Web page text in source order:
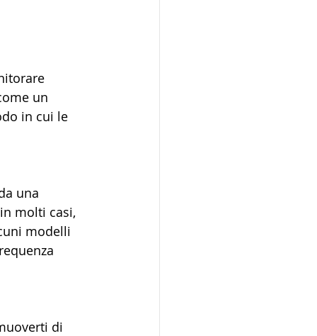
un
in cui le
una
molti casi,
modelli
di